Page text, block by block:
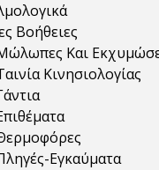
Βοήθειες
Και
Κινησιολογίας
Εγκαύματα